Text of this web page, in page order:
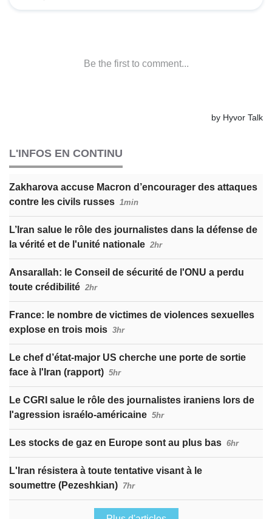
L'INFOS EN CONTINU
Zakharova accuse Macron d’encourager des attaques
contre les civils russes 1min
L’Iran salue le rôle des journalistes dans la défense de
la vérité et de l'unité nationale 2hr
Ansarallah: le Conseil de sécurité de l'ONU a perdu
toute crédibilité 2hr
France: le nombre de victimes de violences sexuelles
explose en trois mois 3hr
Le chef d’état-major US cherche une porte de sortie
face à l'Iran (rapport) 5hr
Le CGRI salue le rôle des journalistes iraniens lors de
l'agression israélo-américaine 5hr
Les stocks de gaz en Europe sont au plus bas 6hr
L'Iran résistera à toute tentative visant à le
soumettre (Pezeshkian) 7hr